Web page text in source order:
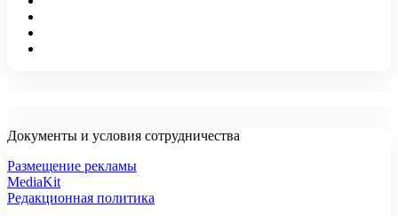
Документы и условия сотрудничества
Размещение рекламы
MediaKit
Редакционная политика